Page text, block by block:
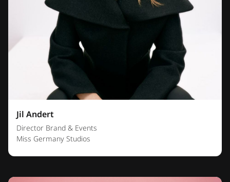
Jil Andert
Director Brand & Events
Miss Germany Studios